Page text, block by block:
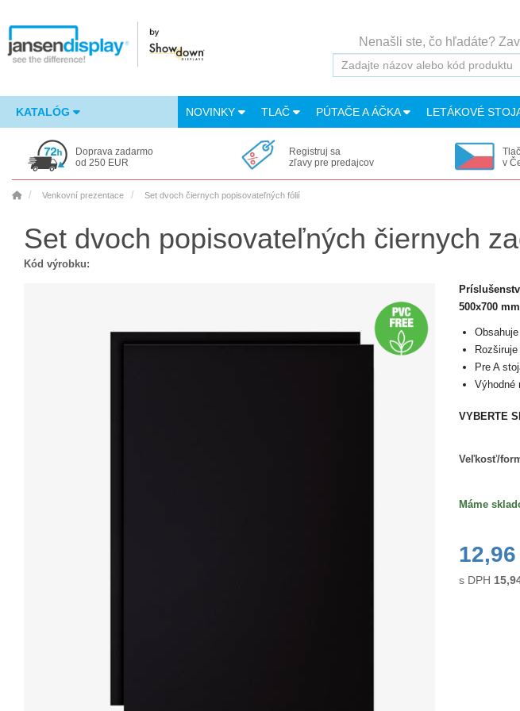
Nenašli ste, čo hľadáte?
KATALÓG NOVINKY TLAČ PÚTAČE A ÁČKA LETÁKOVÉ
Doprava zadarmo
od 250 EUR
Registruj sa
zľavy pre predajcov
v
Venkovní prezentace Set dvoch čiernych popisovateľných fólií
Set dvoch popisovateľných čiernych
Kód výrobku:
500x700
Pre A
Výhodné
VYBERTE
Veľkosť/
Máme
s DPH